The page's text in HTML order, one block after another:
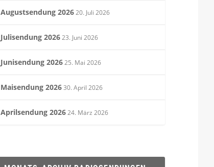
Augustsendung 2026 20. Juli 2026
Julisendung 2026 23. Juni 2026
Junisendung 2026 25. Mai 2026
Maisendung 2026 30. April 2026
Aprilsendung 2026 24. März 2026